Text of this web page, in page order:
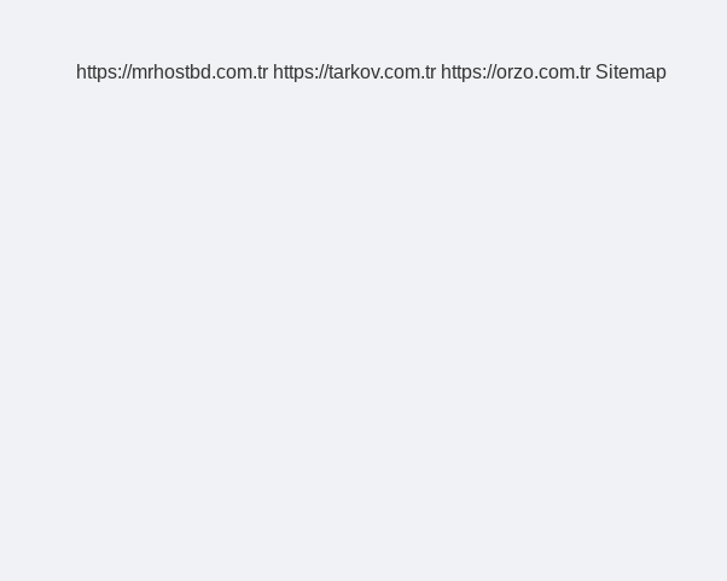
https://mrhostbd.com.tr https://tarkov.com.tr https://orzo.com.tr Sitemap